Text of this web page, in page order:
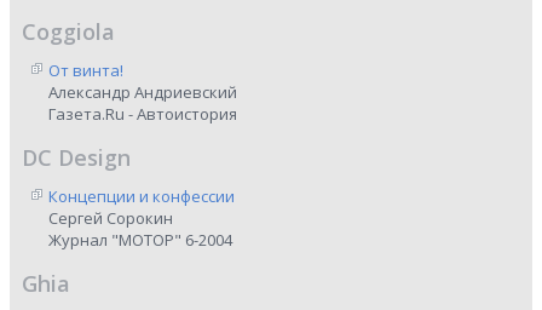
Coggiola
От винта!
Александр Андриевский
Газета.Ru - Автоистория
DC Design
Концепции и конфессии
Сергей Сорокин
Журнал "МОТОР" 6-2004
Ghia